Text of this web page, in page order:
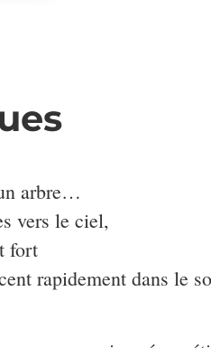
arbre…
vers le ciel,
fort
rapidement dans le